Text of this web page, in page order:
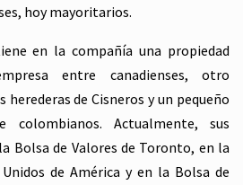
hoy mayoritarios.
en la compañía una propiedad
entre canadienses, otro
de Cisneros y un pequeño
colombianos. Actualmente, sus
Bolsa de Valores de Toronto, en la
de América y en la Bolsa de